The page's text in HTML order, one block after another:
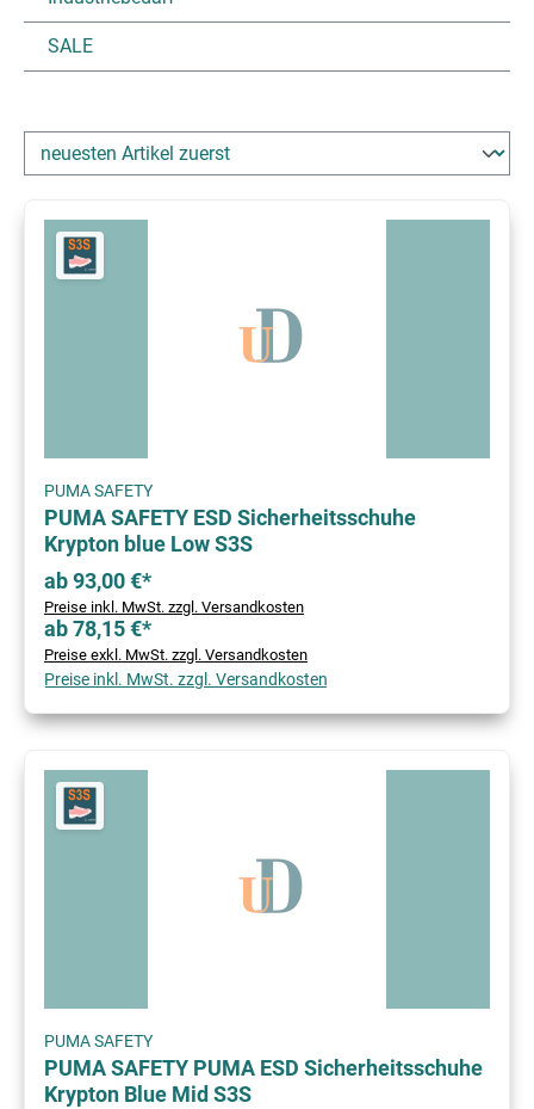
SALE
PUMA SAFETY
PUMA SAFETY ESD Sicherheitsschuhe
Krypton blue Low S3S
ab 93,00 €*
Preise inkl. MwSt. zzgl. Versandkosten
ab 78,15 €*
Preise exkl. MwSt. zzgl. Versandkosten
Preise inkl. MwSt. zzgl. Versandkosten
PUMA SAFETY
PUMA SAFETY PUMA ESD Sicherheitsschuhe
Krypton Blue Mid S3S